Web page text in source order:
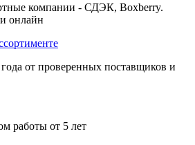
компании - СДЭК, Boxberry.
онлайн
года от проверенных поставщиков и
работы от 5 лет